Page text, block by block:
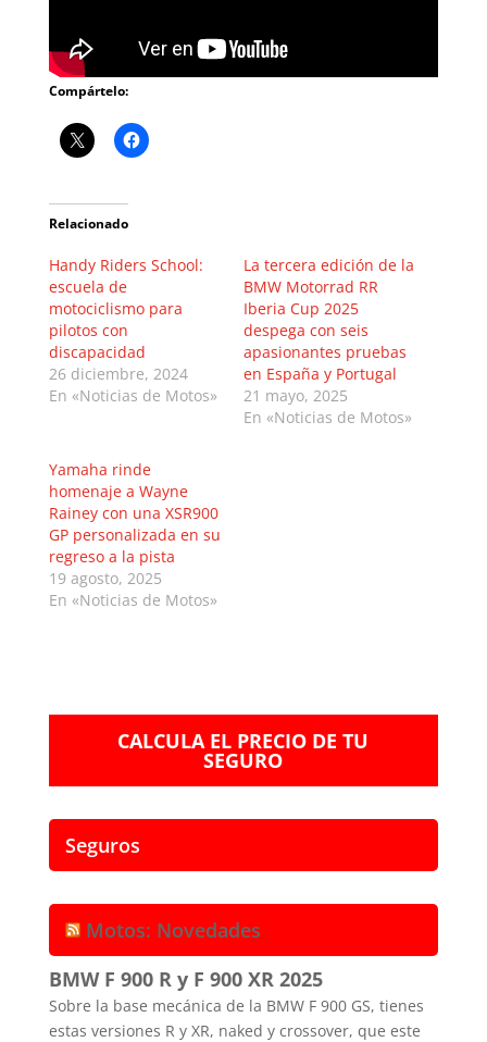
Compártelo:
Relacionado
Handy Riders School:
escuela de
motociclismo para
pilotos con
discapacidad
26 diciembre, 2024
En «Noticias de Motos»
La tercera edición de la
BMW Motorrad RR
Iberia Cup 2025
despega con seis
apasionantes pruebas
en España y Portugal
21 mayo, 2025
En «Noticias de Motos»
Yamaha rinde
homenaje a Wayne
Rainey con una XSR900
GP personalizada en su
regreso a la pista
19 agosto, 2025
En «Noticias de Motos»
CALCULA EL PRECIO DE TU
SEGURO
Seguros
Motos: Novedades
BMW F 900 R y F 900 XR 2025
Sobre la base mecánica de la BMW F 900 GS, tienes
estas versiones R y XR, naked y crossover, que este